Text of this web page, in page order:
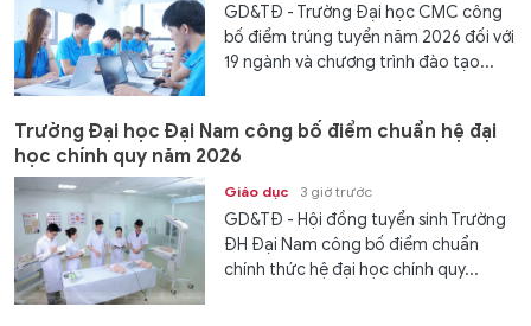
GD&TĐ - Trường Đại học CMC công
bố điểm trúng tuyển năm 2026 đối với
19 ngành và chương trình đào tạo...
Trường Đại học Đại Nam công bố điểm chuẩn hệ đại
học chính quy năm 2026
Giáo dục 3 giờ trước
GD&TĐ - Hội đồng tuyển sinh Trường
ĐH Đại Nam công bố điểm chuẩn
chính thức hệ đại học chính quy...